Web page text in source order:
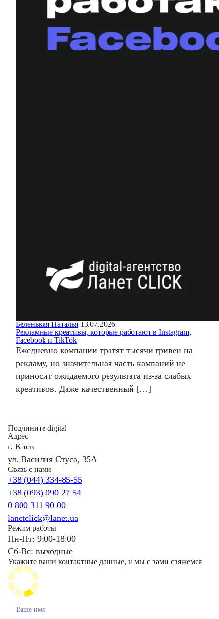
Беленькая Наталья 13.07.2026
Рекламные креативы, которые работают в Instagram,
Facebook и TikTok
Ежедневно компании тратят тысячи гривен на
рекламу, но значительная часть кампаний не
приносит ожидаемого результата из-за слабых
креативов. Даже качественный […]
Подчините digital
Адрес
г. Киев
ул. Василия Стуса, 35А
Связь с нами
+38 (044) 334-85-55
+38 (093) 090 27 54
0 800 311 90 00
lanetclick@lanet.ua
Режим работы
Пн-Пт: 9:00-18:00
Сб-Вс: выходные
Укажите ваши контактные данные, и мы с вами свяжемся